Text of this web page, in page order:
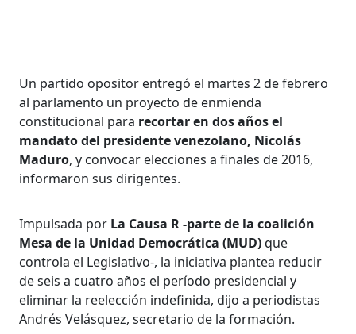
Un partido opositor entregó el martes 2 de febrero
al parlamento un proyecto de enmienda
constitucional para recortar en dos años el
mandato del presidente venezolano, Nicolás
Maduro, y convocar elecciones a finales de 2016,
informaron sus dirigentes.
Impulsada por La Causa R -parte de la coalición
Mesa de la Unidad Democrática (MUD)que
controla el Legislativo-, la iniciativa plantea reducir
de seis a cuatro años el período presidencial y
eliminar la reelección indefinida, dijo a periodistas
Andrés Velásquez, secretario de la formación.